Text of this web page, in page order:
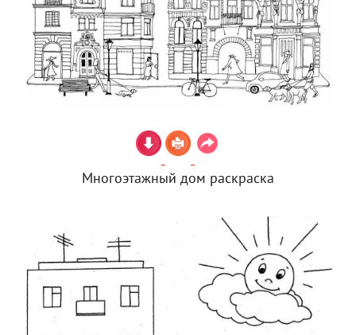
Многоэтажный дом раскраска